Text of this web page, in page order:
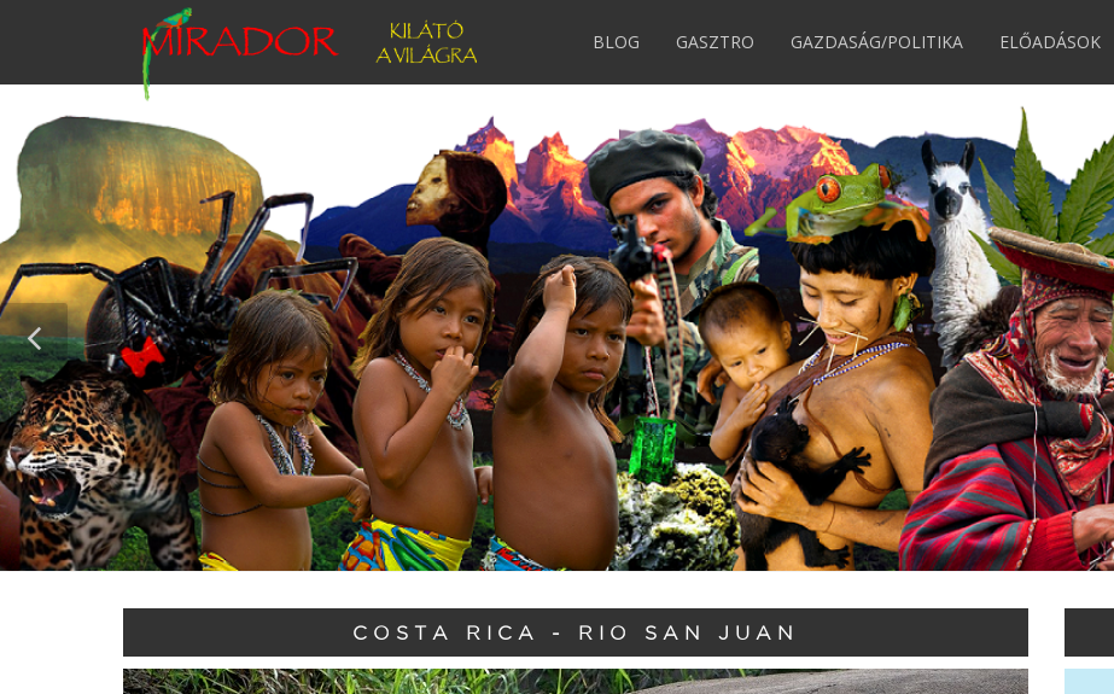
BLOG GASZTRO GAZDASÁG/POLITIKA ELŐADÁSOK
COSTA RICA - RIO SAN JUAN